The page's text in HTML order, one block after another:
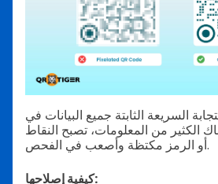
السريعة الثابتة جميع البيانات في
الكثير من المعلومات، تصبح النقاط
أو الرمز مكتظة وأصعب في الفحص.
كيفية إصلاحها: